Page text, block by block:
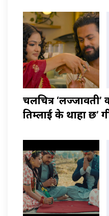
चलचित्र ‘लज्जावती’
तिम्लाई के थाहा छ’